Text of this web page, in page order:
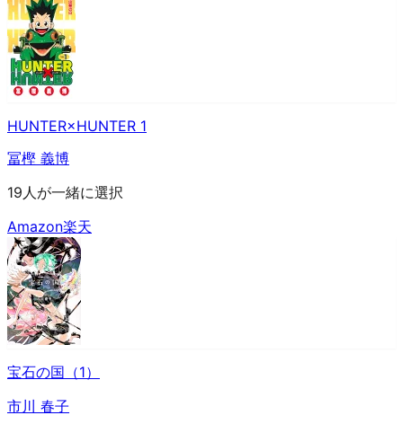
HUNTER×HUNTER 1
冨樫 義博
19人が一緒に選択
Amazon楽天
宝石の国（1）
市川 春子